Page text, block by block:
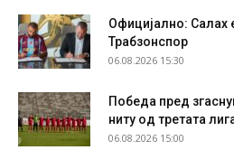
Официјално: Салах
Трабзонспор
06.08.2026 15:30
Победа пред
ниту од третата
06.08.2026 15:00